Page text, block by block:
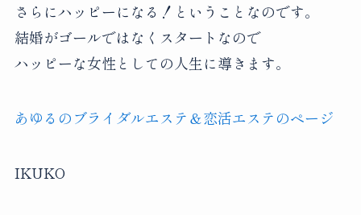
さらにハッピーになる！ということなのです。
結婚がゴールではなくスタートなので
ハッピーな女性としての人生に導きます。
あゆるのブライダルエステ＆恋活エステのページ
IKUKO